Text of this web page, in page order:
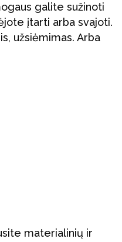
galite sužinoti
įtarti arba svajoti.
užsiėmimas. Arba
materialinių ir